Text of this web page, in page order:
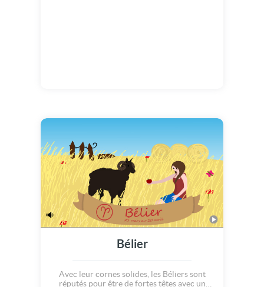
Bélier
Avec leur cornes solides, les Béliers sont
réputés pour être de fortes têtes avec un